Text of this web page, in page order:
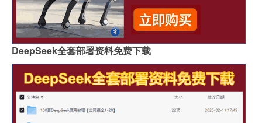
DeepSeek全套部署资料免费下载